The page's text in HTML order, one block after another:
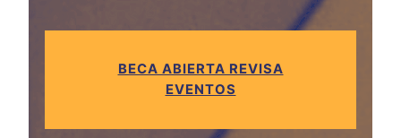
BECA ABIERTA REVISA
EVENTOS